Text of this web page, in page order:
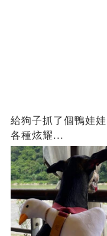
給狗子抓了個鴨娃
各種炫耀...